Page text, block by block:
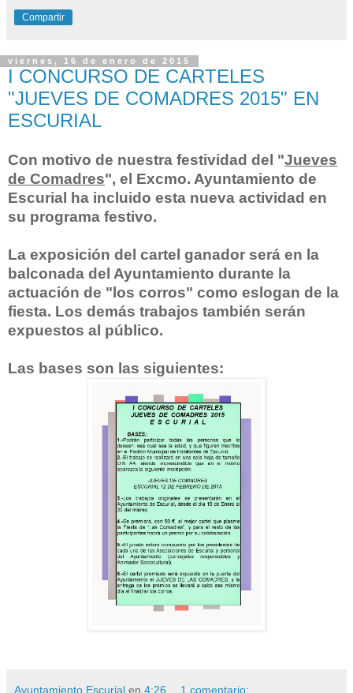
Compartir
viernes, 16 de enero de 2015
I CONCURSO DE CARTELES
"JUEVES DE COMADRES 2015" EN
ESCURIAL
Con motivo de nuestra festividad del "Jueves
de Comadres", el Excmo. Ayuntamiento de
Escurial ha incluido esta nueva actividad en
su programa festivo.
La exposición del cartel ganador será en la
balconada del Ayuntamiento durante la
actuación de "los corros" como eslogan de la
fiesta. Los demás trabajos también serán
expuestos al público.
Las bases son las siguientes:
Ayuntamiento Escurial en 4:26 1 comentario: